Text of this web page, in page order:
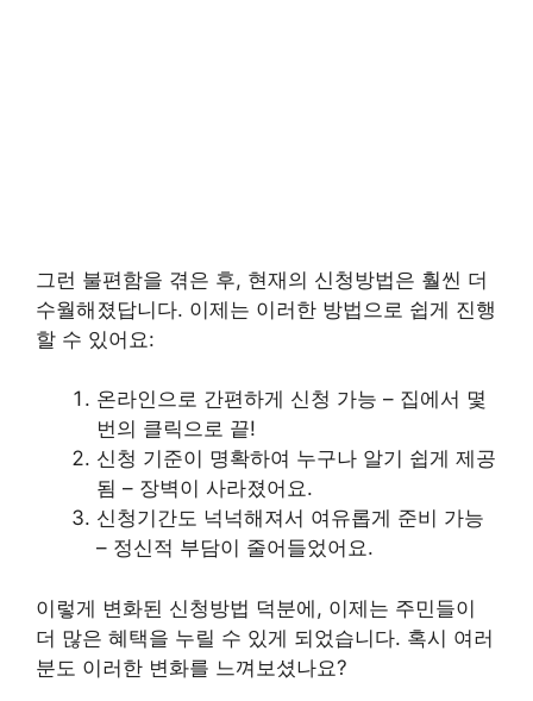
그런 불편함을 겪은 후, 현재의 신청방법은 훨씬 더
수월해졌답니다. 이제는 이러한 방법으로 쉽게 진행
할 수 있어요:
온라인으로 간편하게 신청 가능 – 집에서 몇
번의 클릭으로 끝!
신청 기준이 명확하여 누구나 알기 쉽게 제공
됨 – 장벽이 사라졌어요.
신청기간도 넉넉해져서 여유롭게 준비 가능
– 정신적 부담이 줄어들었어요.
이렇게 변화된 신청방법 덕분에, 이제는 주민들이
더 많은 혜택을 누릴 수 있게 되었습니다. 혹시 여러
분도 이러한 변화를 느껴보셨나요?